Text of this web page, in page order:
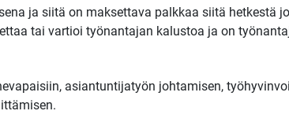
ja siitä on maksettava palkkaa siitä hetkestä
tai vartioi työnantajan kalustoa ja on
asiantuntijatyön johtamisen,